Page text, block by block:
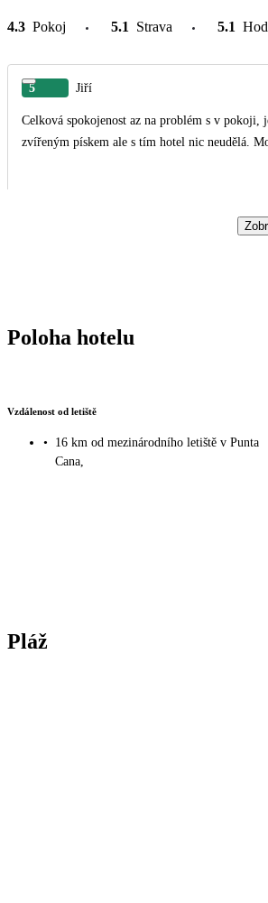
4.3 Pokoj 5.1 Strava 5.1
5 Jiří
Celková spokojenost az na problém s v
zvířeným pískem ale s tím hotel nic neudělá.
Poloha hotelu
Vzdálenost od letiště
•
16 km od mezinárodního letiště v Punta
Cana,
Pláž